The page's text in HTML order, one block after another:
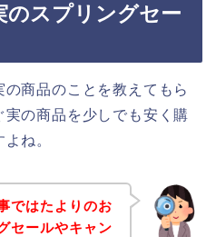
のスプリングセー
商品のことを教えてもら
の商品を少しでも安く購
ね。
ではたよりのお
セールやキャン